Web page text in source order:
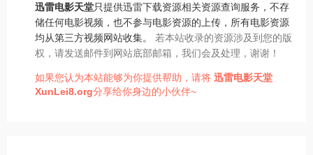
迅雷电影天堂只提供迅雷下载资源相关资源查询服务，不存
储任何电影视频，也不参与电影资源的上传，所有电影资源
均从第三方视频网站收集。 若本站收录的资源涉及到您的版
权，请发送邮件到网站底部邮箱，我们会及处理，谢谢！
如果您认为本站能够为你提供帮助，请将 迅雷电影天堂
XunLei8.org分享给你身边的小伙伴~